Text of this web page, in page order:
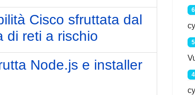
Cisco sfruttata dal
di reti a rischio
Node.js e installer